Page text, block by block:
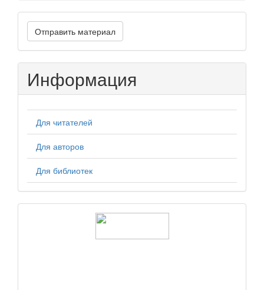
Отправить
материал
Отправить материал
Информация
Для читателей
Для авторов
Для библиотек